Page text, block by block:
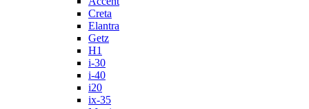
Creta
Elantra
Getz
H1
i-30
i-40
i20
ix-35